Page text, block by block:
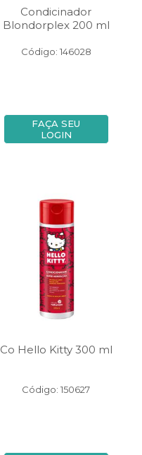
Condicinador
Blondorplex 200 ml
Código: 146028
FAÇA SEU
LOGIN
Co Hello Kitty 300 ml
Código: 150627